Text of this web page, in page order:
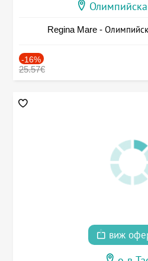
Regina Mare -
-16%
25.57€
виж